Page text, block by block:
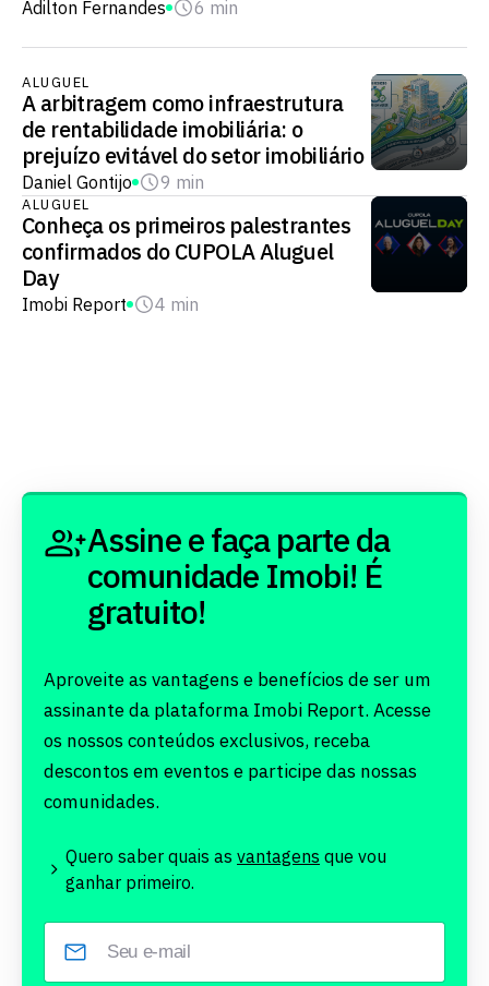
Adilton Fernandes 6 min
ALUGUEL
A arbitragem como infraestrutura
de rentabilidade imobiliária: o
prejuízo evitável do setor imobiliário
Daniel Gontijo 9 min
ALUGUEL
Conheça os primeiros palestrantes
confirmados do CUPOLA Aluguel
Day
Imobi Report 4 min
Assine e faça parte da
comunidade Imobi! É
gratuito!
Aproveite as vantagens e benefícios de ser um
assinante da plataforma Imobi Report. Acesse
os nossos conteúdos exclusivos, receba
descontos em eventos e participe das nossas
comunidades.
Quero saber quais as vantagens que vou
ganhar primeiro.